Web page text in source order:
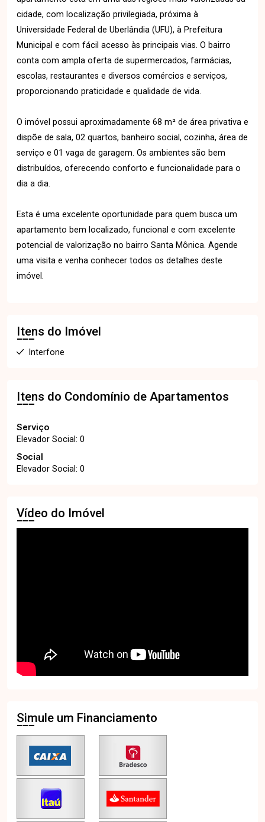
cidade, com localização privilegiada, próxima à
Universidade Federal de Uberlândia (UFU), à Prefeitura
Municipal e com fácil acesso às principais vias. O bairro
conta com ampla oferta de supermercados, farmácias,
escolas, restaurantes e diversos comércios e serviços,
proporcionando praticidade e qualidade de vida.
O imóvel possui aproximadamente 68 m² de área privativa e
dispõe de sala, 02 quartos, banheiro social, cozinha, área de
serviço e 01 vaga de garagem. Os ambientes são bem
distribuídos, oferecendo conforto e funcionalidade para o
dia a dia.
Esta é uma excelente oportunidade para quem busca um
apartamento bem localizado, funcional e com excelente
potencial de valorização no bairro Santa Mônica. Agende
uma visita e venha conhecer todos os detalhes deste
imóvel.
Itens do Imóvel
Interfone
Itens do Condomínio de Apartamentos
Serviço
Elevador Social: 0
Social
Elevador Social: 0
Vídeo do Imóvel
Simule um Financiamento